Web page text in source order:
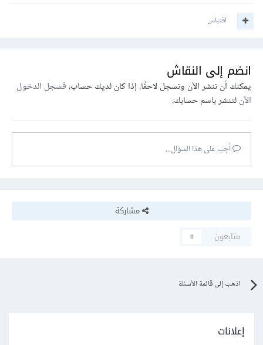
اقتباس
انضم إلى النقاش
يمكنك أن تنشر الآن وتسجل لاحقًا. إذا كان لديك حساب،فسجل الدخول
الآنلتنشر باسم حسابك.
أجب على هذا السؤال...
مشاركة
متابعون
0
اذهب إلى قائمة الأسئلة
إعلانات